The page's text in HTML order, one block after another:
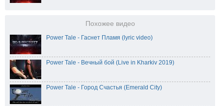
Похожее видео
Power Tale - Гаснет Пламя (lyric video)
Power Tale - Вечный бой (Live in Kharkiv 2019)
Power Tale - Город Счастья (Emerald City)